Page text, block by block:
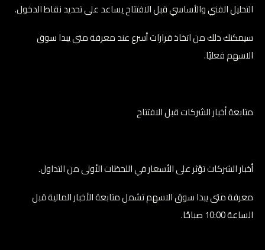
التحليل الفني والأساسي قبل الافتتاح يساعد على تحديد نقاط الدخول.
سيمكنك ذلك من اتخاذ قرارات أسرع عند معرفة متى يبدا سوق
الاسهم فعليًا.
متابعة أخبار الشركات قبل الافتتاح
أخبار الشركات تؤثر على الأسعار في اللحظات الأولى من التداول.
معرفة متى يبدا سوق الاسهم تشمل متابعة الأخبار المالية قبل
الساعة 10:00 صباحًا.